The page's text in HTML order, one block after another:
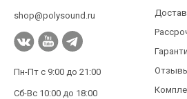
shop@polysound.ru
Пн-Пт с 9:00 до 21:00
Сб-Вс 10:00 до 18:00